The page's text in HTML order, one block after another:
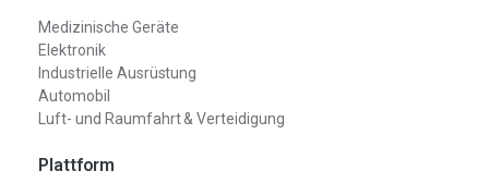
Medizinische Geräte
Elektronik
Industrielle Ausrüstung
Automobil
Luft- und Raumfahrt & Verteidigung
Plattform